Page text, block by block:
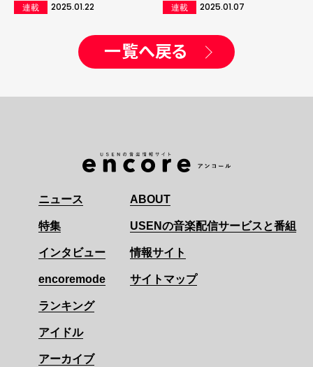
連載 2025.01.22 連載 2025.01.07
一覧へ戻る
ニュース
特集
インタビュー
encoremode
ランキング
アイドル
アーカイブ
ABOUT
USENの音楽配信サービスと番組
情報サイト
サイトマップ